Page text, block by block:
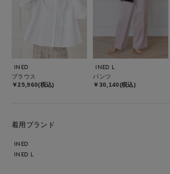
INED
ブラウス
￥25,960(税込)
INED L
パンツ
￥30,140(税込)
着用ブランド
INED
INED L